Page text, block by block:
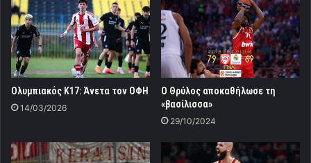
Ολυμπιακός Κ17: Άνετα τον ΟΦΗ
14/03/2026
Ο Θρύλος αποκαθήλωσε τη
«βασίλισσα»
29/10/2024